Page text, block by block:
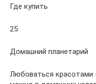
Где купить
25
Домашний планетарий
Любоваться красотами